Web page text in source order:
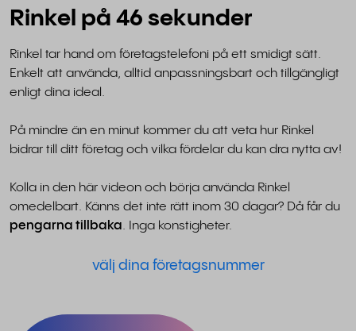
Rinkel på 46 sekunder
Rinkel tar hand om företagstelefoni på ett smidigt sätt.
Enkelt att använda, alltid anpassningsbart och tillgängligt
enligt dina ideal.
På mindre än en minut kommer du att veta hur Rinkel
bidrar till ditt företag och vilka fördelar du kan dra nytta av!
Kolla in den här videon och börja använda Rinkel
omedelbart. Känns det inte rätt inom 30 dagar? Då får du
pengarna tillbaka. Inga konstigheter.
välj dina företagsnummer